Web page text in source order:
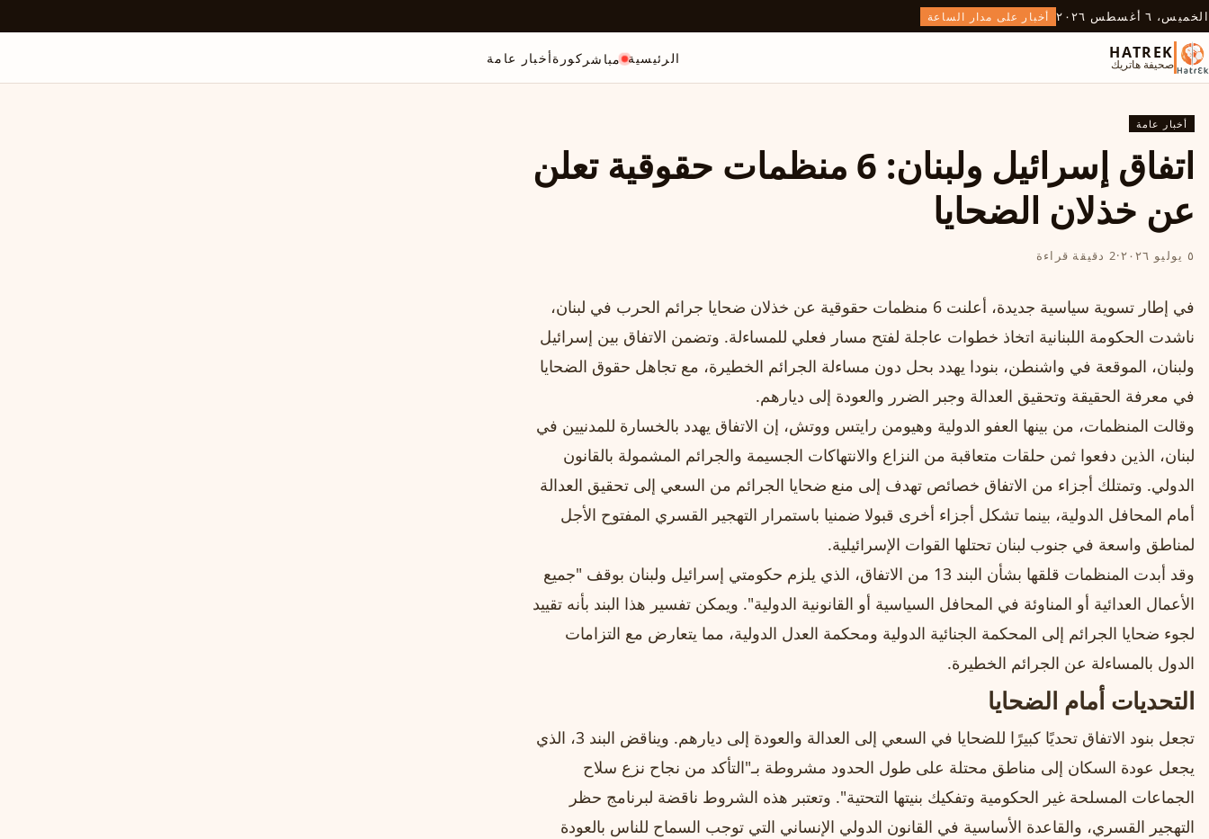
الخميس، ٦ أغسطس ٢٠٢٦ أخبار على مدار الساعة
HATREK
صحيفة هاتريك الرئيسية مباشر كورةأخبار عامة
أخبار عامة
اتفاق إسرائيل ولبنان: 6 منظمات حقوقية تعلن
عن خذلان الضحايا
٥ يوليو ٢٠٢٦ ·2 دقيقة قراءة
في إطار تسوية سياسية جديدة، أعلنت 6 منظمات حقوقية عن خذلان ضحايا جرائم الحرب في لبنان،
ناشدت الحكومة اللبنانية اتخاذ خطوات عاجلة لفتح مسار فعلي للمساءلة. وتضمن الاتفاق بين إسرائيل
ولبنان، الموقعة في واشنطن، بنودا يهدد بحل دون مساءلة الجرائم الخطيرة، مع تجاهل حقوق الضحايا
في معرفة الحقيقة وتحقيق العدالة وجبر الضرر والعودة إلى ديارهم.
وقالت المنظمات، من بينها العفو الدولية وهيومن رايتس ووتش، إن الاتفاق يهدد بالخسارة للمدنيين في
لبنان، الذين دفعوا ثمن حلقات متعاقبة من النزاع والانتهاكات الجسيمة والجرائم المشمولة بالقانون
الدولي. وتمتلك أجزاء من الاتفاق خصائص تهدف إلى منع ضحايا الجرائم من السعي إلى تحقيق العدالة
أمام المحافل الدولية، بينما تشكل أجزاء أخرى قبولا ضمنيا باستمرار التهجير القسري المفتوح الأجل
لمناطق واسعة في جنوب لبنان تحتلها القوات الإسرائيلية.
وقد أبدت المنظمات قلقها بشأن البند 13 من الاتفاق، الذي يلزم حكومتي إسرائيل ولبنان بوقف "جميع
الأعمال العدائية أو المناوئة في المحافل السياسية أو القانونية الدولية". ويمكن تفسير هذا البند بأنه تقييد
لجوء ضحايا الجرائم إلى المحكمة الجنائية الدولية ومحكمة العدل الدولية، مما يتعارض مع التزامات
الدول بالمساءلة عن الجرائم الخطيرة.
التحديات أمام الضحايا
تجعل بنود الاتفاق تحديًا كبيرًا للضحايا في السعي إلى العدالة والعودة إلى ديارهم. ويناقض البند 3، الذي
يجعل عودة السكان إلى مناطق محتلة على طول الحدود مشروطة بـ"التأكد من نجاح نزع سلاح
الجماعات المسلحة غير الحكومية وتفكيك بنيتها التحتية". وتعتبر هذه الشروط ناقضة لبرنامج حظر
التهجير القسري، والقاعدة الأساسية في القانون الدولي الإنساني التي توجب السماح للناس بالعودة